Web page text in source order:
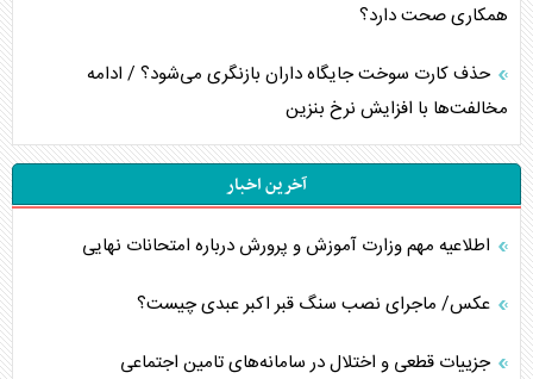
همکاری صحت دارد؟
حذف کارت سوخت جایگاه داران بازنگری می‌شود؟ / ادامه
مخالفت‌ها با افزایش نرخ بنزین
آخرین اخبار
اطلاعیه مهم وزارت آموزش و پرورش درباره امتحانات نهایی
عکس/ ماجرای نصب سنگ قبر اکبر عبدی چیست؟
جزییات قطعی و اختلال در سامانه‌های تامین اجتماعی